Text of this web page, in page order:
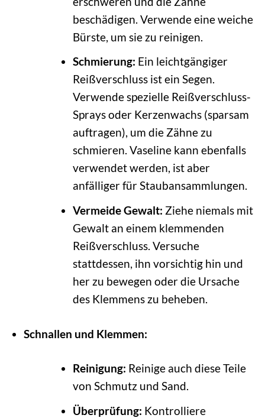
beschädigen. Verwende eine weiche
Bürste, um sie zu reinigen.
Schmierung: Ein leichtgängiger
Reißverschluss ist ein Segen.
Verwende spezielle Reißverschluss-
Sprays oder Kerzenwachs (sparsam
auftragen), um die Zähne zu
schmieren. Vaseline kann ebenfalls
verwendet werden, ist aber
anfälliger für Staubansammlungen.
Vermeide Gewalt: Ziehe niemals mit
Gewalt an einem klemmenden
Reißverschluss. Versuche
stattdessen, ihn vorsichtig hin und
her zu bewegen oder die Ursache
des Klemmens zu beheben.
Schnallen und Klemmen:
Reinigung: Reinige auch diese Teile
von Schmutz und Sand.
Überprüfung: Kontrolliere